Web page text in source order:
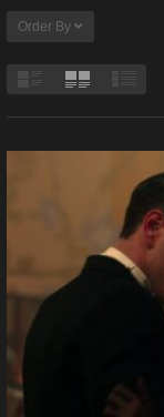
Order By